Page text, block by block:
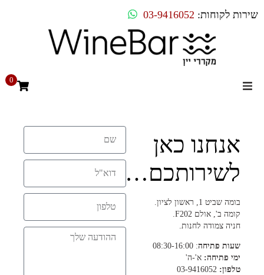
שירות לקוחות: 03-9416052
מקרר יין ביתי
מקרר יין מדחס
מקרר יין אינטגרלי
בילט אין
מקררים שונים
0
אנחנו כאן
לשירותכם…
בומה שביט 1, ראשון לציון.
קומה ב', אולם F202.
חניה צמודה לחנות.
שעות פתיחה: 08:30-16:00
ימי פתיחה: א'-ה'
טלפון: